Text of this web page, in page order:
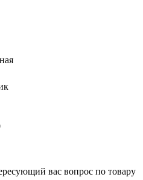
вас вопрос по товару